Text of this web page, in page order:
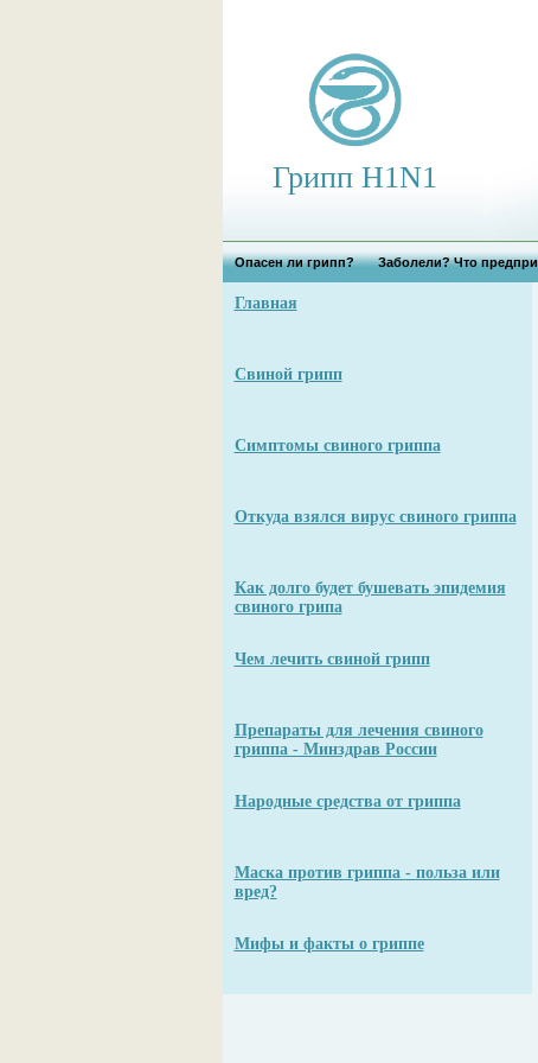
Грипп H1N1
Опасен ли грипп? Заболели? Что
Главная
Свиной грипп
Симптомы свиного гриппа
Откуда взялся вирус свиного гриппа
Как долго будет бушевать эпидемия
свиного грипа
Чем лечить свиной грипп
Препараты для лечения свиного
гриппа - Минздрав России
Народные средства от гриппа
Маска против гриппа - польза или
вред?
Мифы и факты о гриппе